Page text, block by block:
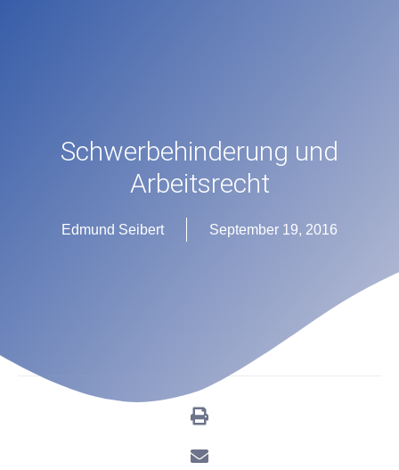
Schwerbehinderung und
Arbeitsrecht
Edmund Seibert September 19, 2016